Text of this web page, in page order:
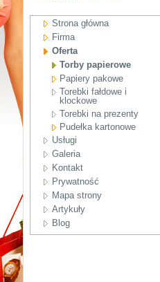
Strona główna
Firma
Oferta
Torby papierowe
Papiery pakowe
Torebki fałdowe i
klockowe
Torebki na prezenty
Pudełka kartonowe
Usługi
Galeria
Kontakt
Prywatność
Mapa strony
Artykuły
Blog